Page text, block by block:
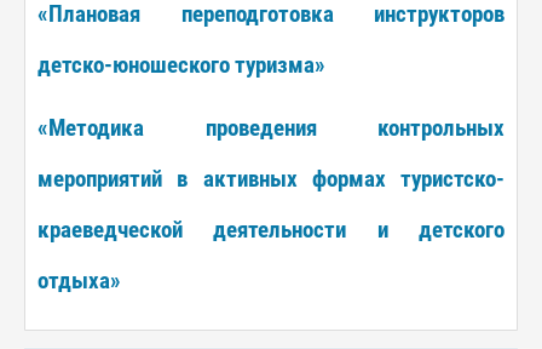
«Плановая переподготовка инструкторов
детско-юношеского туризма»
«Методика проведения контрольных
мероприятий в активных формах туристско-
краеведческой деятельности и детского
отдыха»